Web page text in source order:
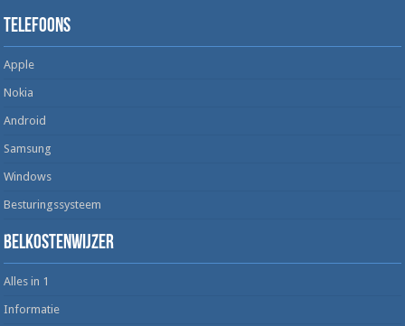
Telefoons
Apple
Nokia
Android
Samsung
Windows
Besturingssysteem
Belkostenwijzer
Alles in 1
Informatie